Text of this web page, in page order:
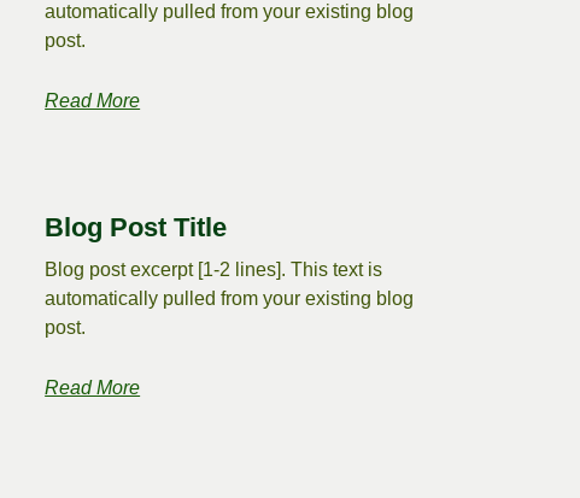
automatically pulled from your existing blog
post.
Read More
Blog Post Title
Blog post excerpt [1-2 lines]. This text is
automatically pulled from your existing blog
post.
Read More